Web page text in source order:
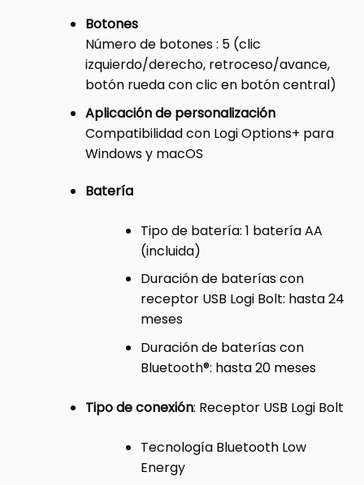
Botones
Número de botones : 5 (clic
izquierdo/derecho, retroceso/avance,
botón rueda con clic en botón central)
Aplicación de personalización
Compatibilidad con Logi Options+ para
Windows y macOS
Batería
Tipo de batería: 1 batería AA
(incluida)
Duración de baterías con
receptor USB Logi Bolt: hasta 24
meses
Duración de baterías con
Bluetooth®: hasta 20 meses
Tipo de conexión: Receptor USB Logi Bolt
Tecnología Bluetooth Low
Energy